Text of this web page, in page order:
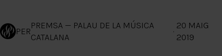
PER
PREMSA — PALAU DE LA MÚSICA
CATALANA
·
20 MAIG
2019